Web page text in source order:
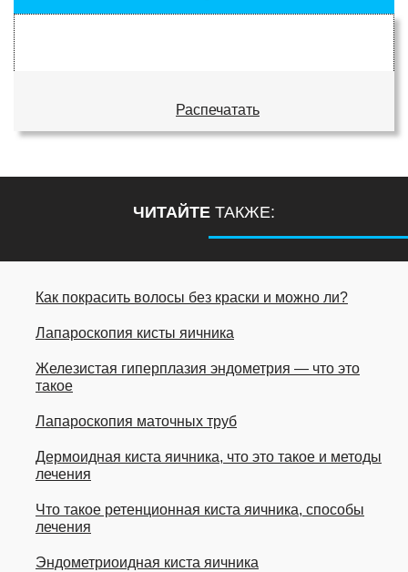
Распечатать
ЧИТАЙТЕ ТАКЖЕ:
Как покрасить волосы без краски и можно ли?
Лапароскопия кисты яичника
Железистая гиперплазия эндометрия — что это
такое
Лапароскопия маточных труб
Дермоидная киста яичника, что это такое и методы
лечения
Что такое ретенционная киста яичника, способы
лечения
Эндометриоидная киста яичника